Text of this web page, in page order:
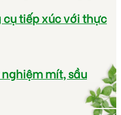
tiếp xúc với thực
mít, sầu